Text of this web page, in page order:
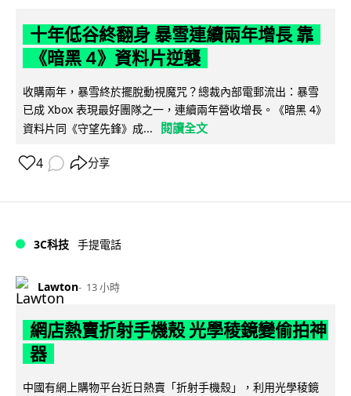
十年低谷終翻身 暴雪連續兩年增長 靠
《暗黑 4》資料片逆襲
收購兩年，暴雪終於擺脫動視魔咒？總裁內部電郵流出：暴雪
已成 Xbox 表現最好團隊之一，連續兩年營收增長。《暗黑 4》
資料片同《守望先鋒》成...
閱讀全文
4 分享
3C科技 手提電話
Lawton 13 小時
網店熱賣折射手機殼 光學稜鏡變偷拍神
器
中國有網上購物平台近日熱賣「折射手機殼」，利用光學稜鏡